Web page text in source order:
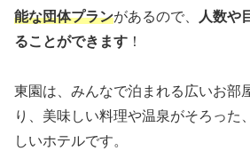
能な団体プランがあるので、
人数や
ることができます ！
東園は、みんなで泊まれる広いお部
り、美味しい料理や温泉がそろった
しいホテルです。